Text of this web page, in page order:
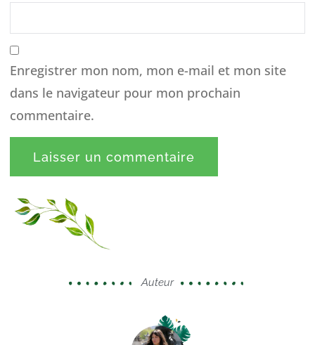
Enregistrer mon nom, mon e-mail et mon site
dans le navigateur pour mon prochain
commentaire.
Auteur